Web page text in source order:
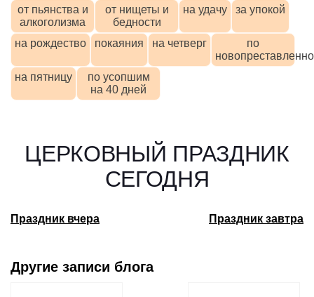
от пьянства и
алкоголизма
от нищеты и
бедности
на удачу за упокой
на рождество покаяния на четверг
по
на пятницу
по усопшим
на 40 дней
ЦЕРКОВНЫЙ ПРАЗДНИК
СЕГОДНЯ
Праздник вчера Праздник завтра
Другие записи блога